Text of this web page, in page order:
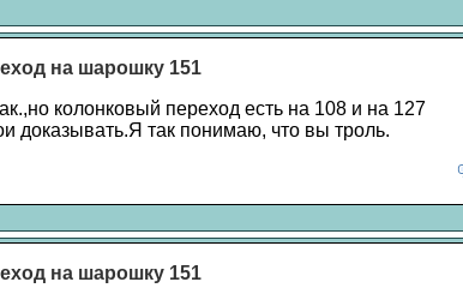
на шарошку 151
колонковый переход есть на 108 и на 127
доказывать.Я так понимаю, что вы троль.
на шарошку 151